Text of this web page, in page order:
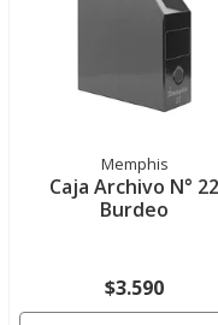
Memphis
Caja Archivo N° 22
Burdeo
$3.590